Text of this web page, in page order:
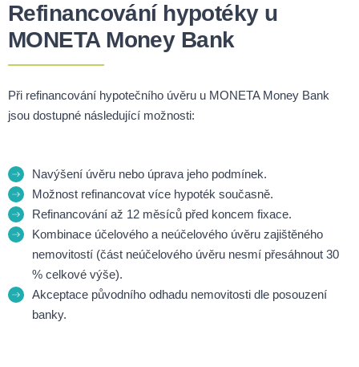
Refinancování hypotéky u
MONETA Money Bank
Při refinancování hypotečního úvěru u MONETA Money Bank
jsou dostupné následující možnosti:
Navýšení úvěru nebo úprava jeho podmínek.
Možnost refinancovat více hypoték současně.
Refinancování až 12 měsíců před koncem fixace.
Kombinace účelového a neúčelového úvěru zajištěného
nemovitostí (část neúčelového úvěru nesmí přesáhnout 30
% celkové výše).
Akceptace původního odhadu nemovitosti dle posouzení
banky.